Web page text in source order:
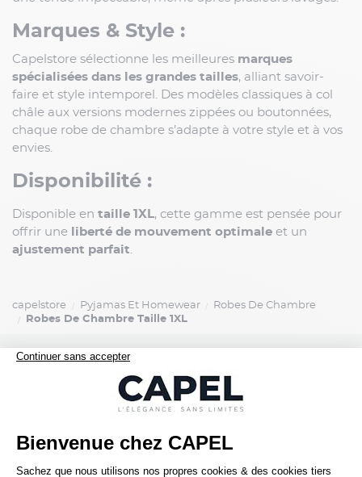
Marques & Style :
Capelstore sélectionne les meilleures marques
spécialisées dans les grandes tailles, alliant savoir-
faire et style intemporel. Des modèles classiques à col
châle aux versions modernes zippées ou boutonnées,
chaque robe de chambre s’adapte à votre style et à vos
envies.
Disponibilité :
Disponible en taille 1XL, cette gamme est pensée pour
offrir une
liberté de mouvement optimale et un
ajustement parfait
capelstore Pyjamas Et Homewear
Robes De Chambre
Robes De Chambre Taille 1XL
SERVICE CLIENT
Une question ? Besoin d'un conseil ?